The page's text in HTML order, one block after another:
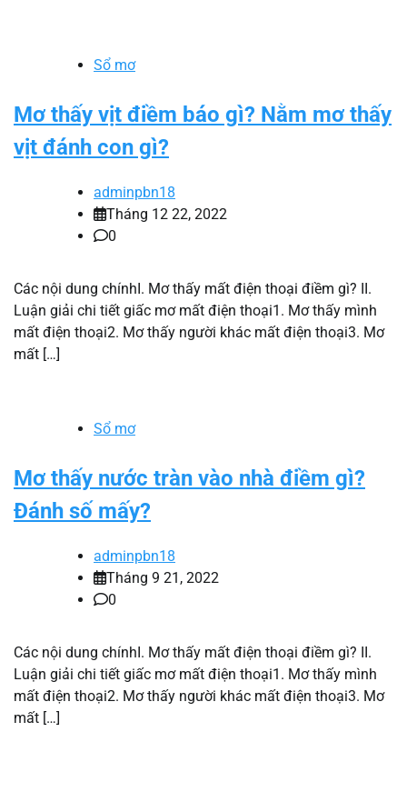
Sổ mơ
Mơ thấy vịt điềm báo gì? Nằm mơ thấy
vịt đánh con gì?
adminpbn18
Tháng 12 22, 2022
0
Các nội dung chínhI. Mơ thấy mất điện thoại điềm gì? II.
Luận giải chi tiết giấc mơ mất điện thoại1. Mơ thấy mình
mất điện thoại2. Mơ thấy người khác mất điện thoại3. Mơ
mất […]
Sổ mơ
Mơ thấy nước tràn vào nhà điềm gì?
Đánh số mấy?
adminpbn18
Tháng 9 21, 2022
0
Các nội dung chínhI. Mơ thấy mất điện thoại điềm gì? II.
Luận giải chi tiết giấc mơ mất điện thoại1. Mơ thấy mình
mất điện thoại2. Mơ thấy người khác mất điện thoại3. Mơ
mất […]